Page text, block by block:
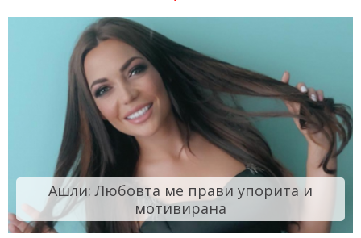
Ашли: Любовта ме прави упорита и
мотивирана